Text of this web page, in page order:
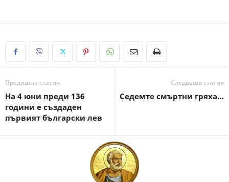
Предишна статия
На 4 юни преди 136
години е създаден
първият български лев
Следваща статия
Седемте смъртни гряха…